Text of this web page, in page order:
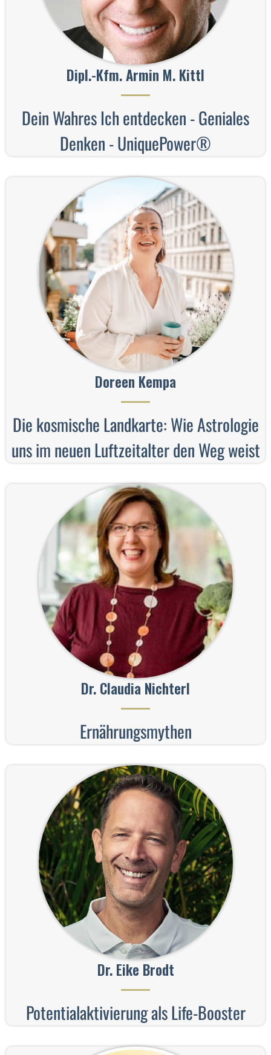
Dipl.-Kfm. Armin M. Kittl
Dein Wahres Ich entdecken - Geniales
Denken - UniquePower®
Doreen Kempa
Die kosmische Landkarte: Wie Astrologie
uns im neuen Luftzeitalter den Weg weist
Dr. Claudia Nichterl
Ernährungsmythen
Dr. Eike Brodt
Potentialaktivierung als Life-Booster